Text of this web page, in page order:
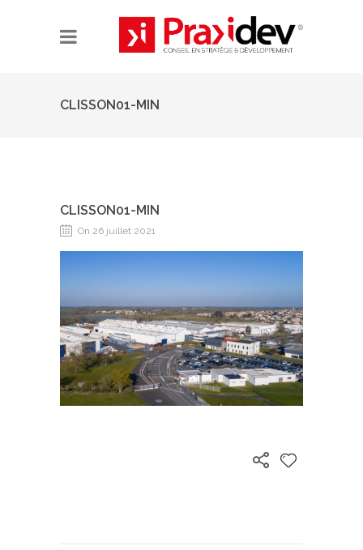
CLISSON01-MIN
CLISSON01-MIN
On 26 juillet 2021